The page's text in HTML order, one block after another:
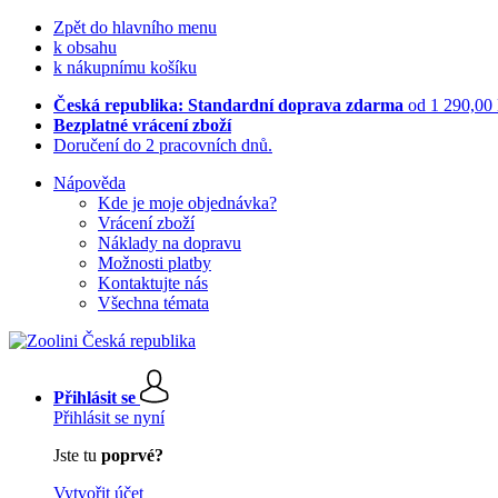
Zpět do hlavního menu
k obsahu
k nákupnímu košíku
Česká republika: Standardní doprava zdarma od 1 290,00
Bezplatné vrácení zboží
Doručení do 2 pracovních dnů.
Nápověda
Kde je moje objednávka?
Vrácení zboží
Náklady na dopravu
Možnosti platby
Kontaktujte nás
Všechna témata
Přihlásit se
Přihlásit se nyní
Jste tu poprvé?
Vytvořit účet